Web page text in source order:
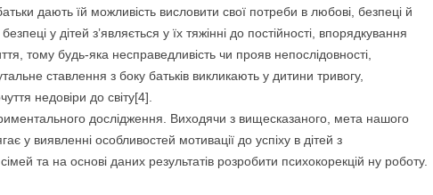
дають їй можливiсть висловити свої потреби в любовi, безпецi й
у дiтей з’являється у їх тяжiннi до постiйностi, впорядкування
тому будь-яка несправедливiсть чи прояв непослiдовностi,
ставлення з боку батькiв викликають у дитини тривогу,
недовiри до свiту[4].
дослiдження. Виходячи з вищесказаного, мета нашого
у виявленнi особливостей мотивацiї до успiху в дiтей з
та на основi даних результатiв розробити психокорекцiй ну роботу.